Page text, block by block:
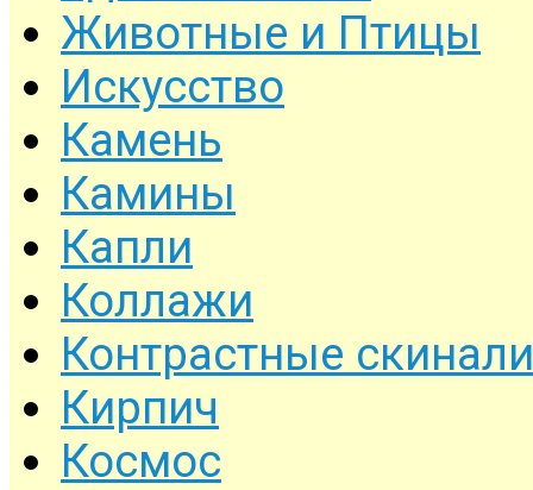
Животные и Птицы
Искусство
Камень
Камины
Капли
Коллажи
Контрастные скинали
Кирпич
Космос